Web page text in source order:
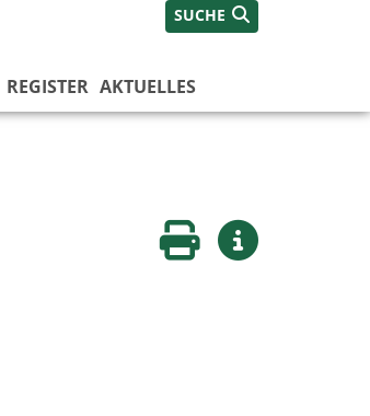
SUCHE
REGISTER AKTUELLES
Seite druckenWeitere Infos